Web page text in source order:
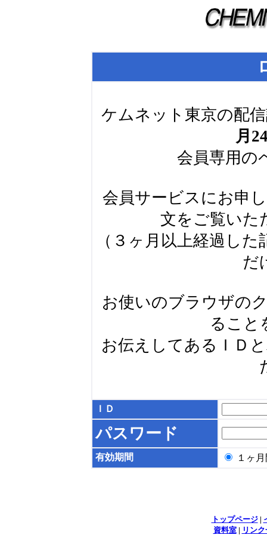
ケムネット東京の配
月
会員専用の
会員サービスにお申
文をご覧いた
（３ヶ月以上経過し
だ
お使いのブラウザの
ること
お伝えしてあるＩＤ
ＩＤ
パスワード
有効期間 １ヶ
トップページ|
資料室| リン